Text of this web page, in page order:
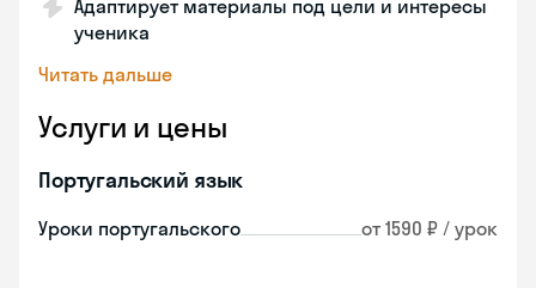
Адаптирует материалы под цели и интересы
ученика
Читать дальше
Услуги и цены
Португальский язык
Уроки португальского от 1590 ₽ / урок